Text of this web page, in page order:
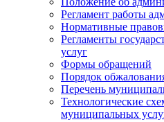
Регламент работы
Нормативные
Регламенты
услуг
Формы обращений
Порядок
Перечень
Технологические
муниципальных